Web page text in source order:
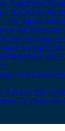
Augmented-
– 3D-Drucke für
Die digitale
mit Mixed-
lebendig wird
in Solingen:
von
– Die
Zukunft:
TV-Doku